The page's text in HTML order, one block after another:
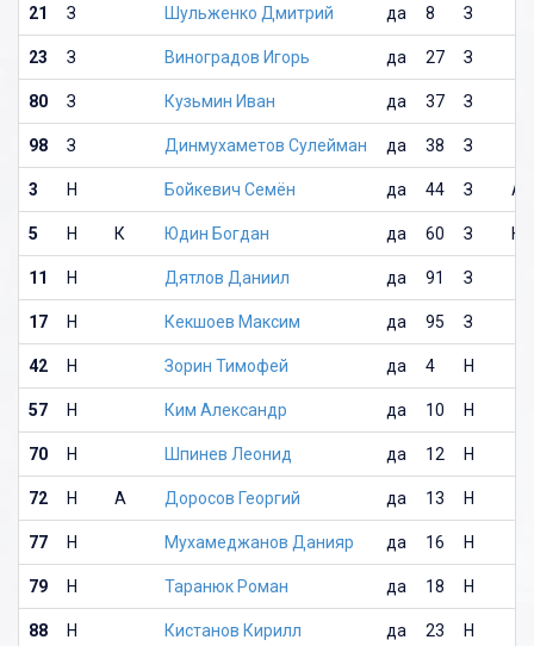
21 З Шульженко Дмитрий да 8 З
23 З Виноградов Игорь да 27 З
80 З Кузьмин Иван да 37 З
98 З Динмухаметов Сулейман да 38 З
3 Н Бойкевич Семён да 44 З А
5 Н К Юдин Богдан да 60 З К
11 Н Дятлов Даниил да 91 З
17 Н Кекшоев Максим да 95 З
42 Н Зорин Тимофей да 4 Н
57 Н Ким Александр да 10 Н
70 Н Шпинев Леонид да 12 Н
72 Н А Доросов Георгий да 13 Н
77 Н Мухамеджанов Данияр да 16 Н
79 Н Таранюк Роман да 18 Н
88 Н Кистанов Кирилл да 23 Н